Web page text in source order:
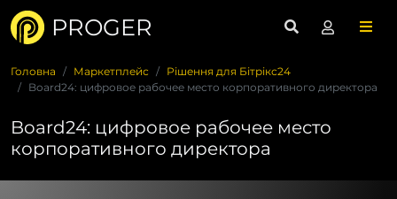
PROGER
Головна Маркетплейс
Рішення для Бітрікс24
Board24: цифровое рабочее место корпоративного директора
Board24: цифровое рабочее место
корпоративного директора